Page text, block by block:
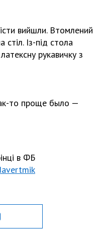
вийшли. Втомлений
Із-під стола
рукавичку з
то проще было —
в ФБ